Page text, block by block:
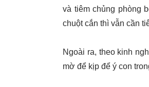
và tiêm chủng phòng
chuột cắn thì vẫn cần
Ngoài ra, theo kinh
mờ để kịp để ý con